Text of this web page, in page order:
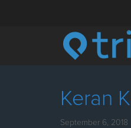
Keran
September 6, 2018